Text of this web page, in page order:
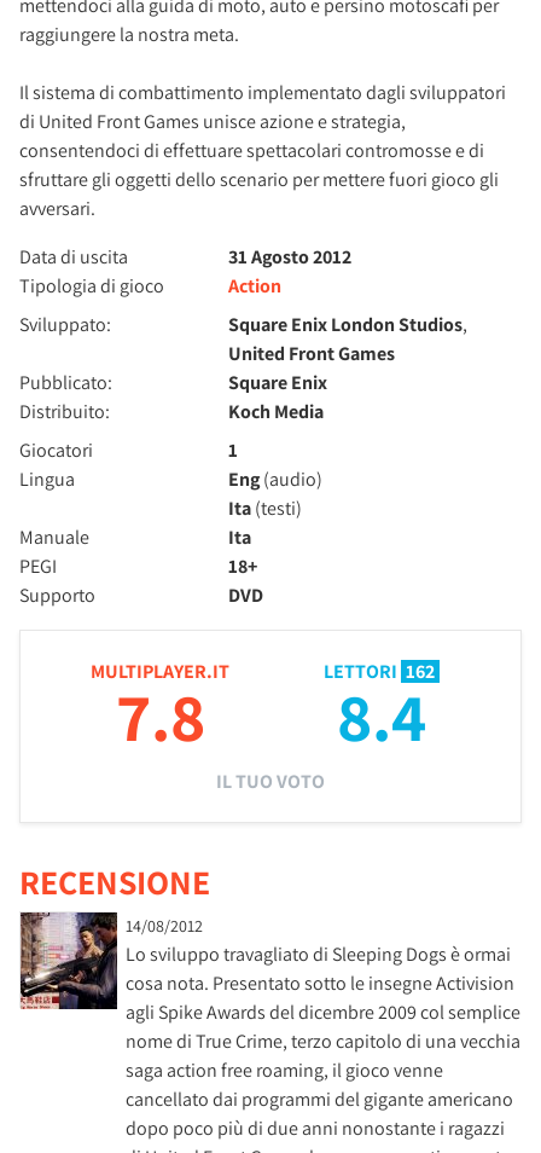
mettendoci alla guida di moto, auto e persino motoscafi per
raggiungere la nostra meta.
Il sistema di combattimento implementato dagli sviluppatori
di United Front Games unisce azione e strategia,
consentendoci di effettuare spettacolari contromosse e di
sfruttare gli oggetti dello scenario per mettere fuori gioco gli
avversari.
Data di uscita
31 Agosto 2012
Tipologia di gioco
Action
Sviluppato:
Square Enix London Studios,
United Front Games
Pubblicato:
Square Enix
Distribuito:
Koch Media
Giocatori
1
Lingua
Eng(audio)
Ita(testi)
Manuale
Ita
PEGI
18+
Supporto
DVD
MULTIPLAYER.IT
7.8
LETTORI 162
8.4
IL TUO VOTO
RECENSIONE
14/08/2012
Lo sviluppo travagliato di Sleeping Dogs è ormai
cosa nota. Presentato sotto le insegne Activision
agli Spike Awards del dicembre 2009 col semplice
nome di True Crime, terzo capitolo di una vecchia
saga action free roaming, il gioco venne
cancellato dai programmi del gigante americano
dopo poco più di due anni nonostante i ragazzi